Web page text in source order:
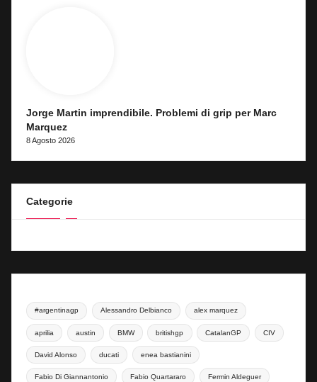
Jorge Martin imprendibile. Problemi di grip per Marc
Marquez
8 Agosto 2026
Categorie
#argentinagp Alessandro Delbianco alex marquez
aprilia austin BMW britishgp CatalanGP CIV
David Alonso ducati enea bastianini
Fabio Di Giannantonio Fabio Quartararo Fermin Aldeguer